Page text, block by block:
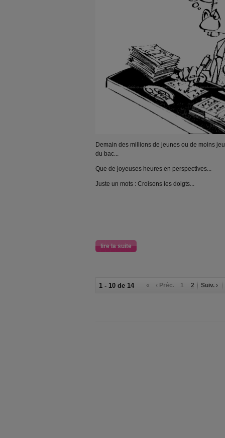
Demain des millions de jeunes ou de moins
du bac...
Que de joyeuses heures en perspectives...
Juste un mots : Croisons les doigts...
lire la suite
1 - 10 de 14 « ‹ Préc. 1 2 Suiv. ›